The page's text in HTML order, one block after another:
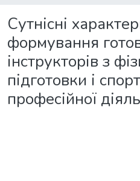
Сутнісні
формування
інструкторів з
підготовки і
професійної